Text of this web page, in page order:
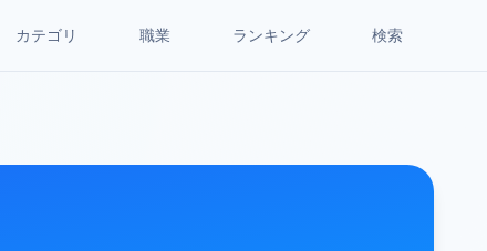
カテゴリ 職業 ランキング 検索